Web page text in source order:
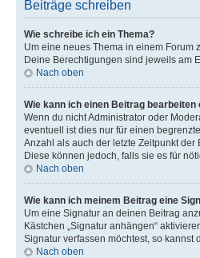
Beiträge schreiben
Wie schreibe ich ein Thema?
Um eine neues Thema in einem Forum
Deine Berechtigungen sind jeweils am
Nach oben
Wie kann ich einen Beitrag bearbeiten
Wenn du nicht Administrator oder
eventuell ist dies nur für einen
Anzahl als auch der letzte Zeitpunkt
Diese können jedoch, falls sie es für
Nach oben
Wie kann ich meinem Beitrag eine
Um eine Signatur an deinen Beitrag
Kästchen „Signatur anhängen“
Signatur verfassen möchtest, so kannst
Nach oben